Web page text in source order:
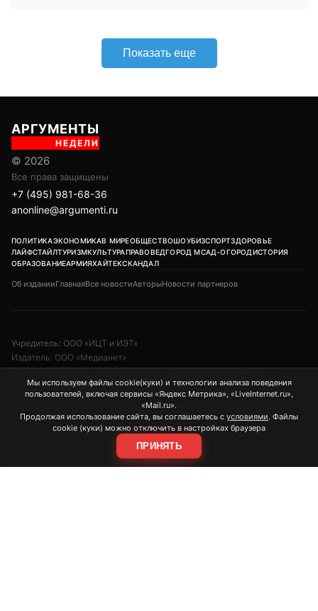
В МИРЕОБЩЕСТВО ШОУБИЗ
ГОРОД М
Учредитель: ООО «ИЦТ и ИЭТ»
Издатель: ООО «Медианет»
Главный редактор печатной версии: Угланов Андрей Иванович
Главный редактор сетевого издания (сайта): Вавилов Андрей
Александрович
Адрес редакции: 119002, г. Москва, ул. Арбат, д. 29, 1-й этаж, пом. IV,
комн. 2
18+
Свободное использование текстов, фото и видеоматериалов допускается
при условии обязательной гиперссылки на www.argumenti.ru.
Использование в печатных СМИ — только с письменного разрешения.
Сетевое издание «Аргументы недели». Реестровая запись ЭЛ № ФС77-
Мы используем файлы cookie(куки) и технологии анализа поведения
пользователей, включая сервисы «Яндекс Метрика», «LiveInternet.ru»,
«Mail.ru».
Продолжая использование сайта, вы соглашаетесь с условиями. Файлы
cookie (куки) можно отключить в настройках браузера
ПРИНЯТЬ